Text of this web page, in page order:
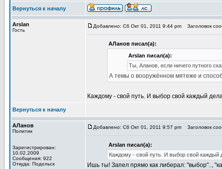
Вернуться к началу
Arslan
Гость
Добавлено: Сб Окт 01, 2011 9:44 pm Заголовок
АЛанов писал(а):
Arslan писал(а):
Ты, Аланов, если ничего путного
А темы о вооружённом мятеже и
Каждому - свой путь. И выбор свой каждый
Вернуться к началу
АЛанов
Политик
Зарегистрирован:
10.02.2009
Сообщения: 922
Откуда: Подольск
Добавлено: Сб Окт 01, 2011 9:57 pm Заголовок
Arslan писал(а):
Каждому - свой путь. И выбор свой каждый
Ишь ты! Запел прямо как либерал: "выбор"..,